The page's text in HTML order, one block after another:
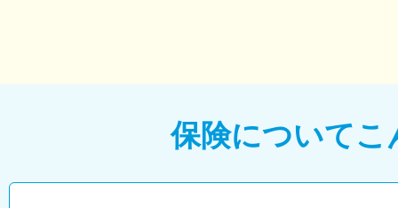
保険についてこ